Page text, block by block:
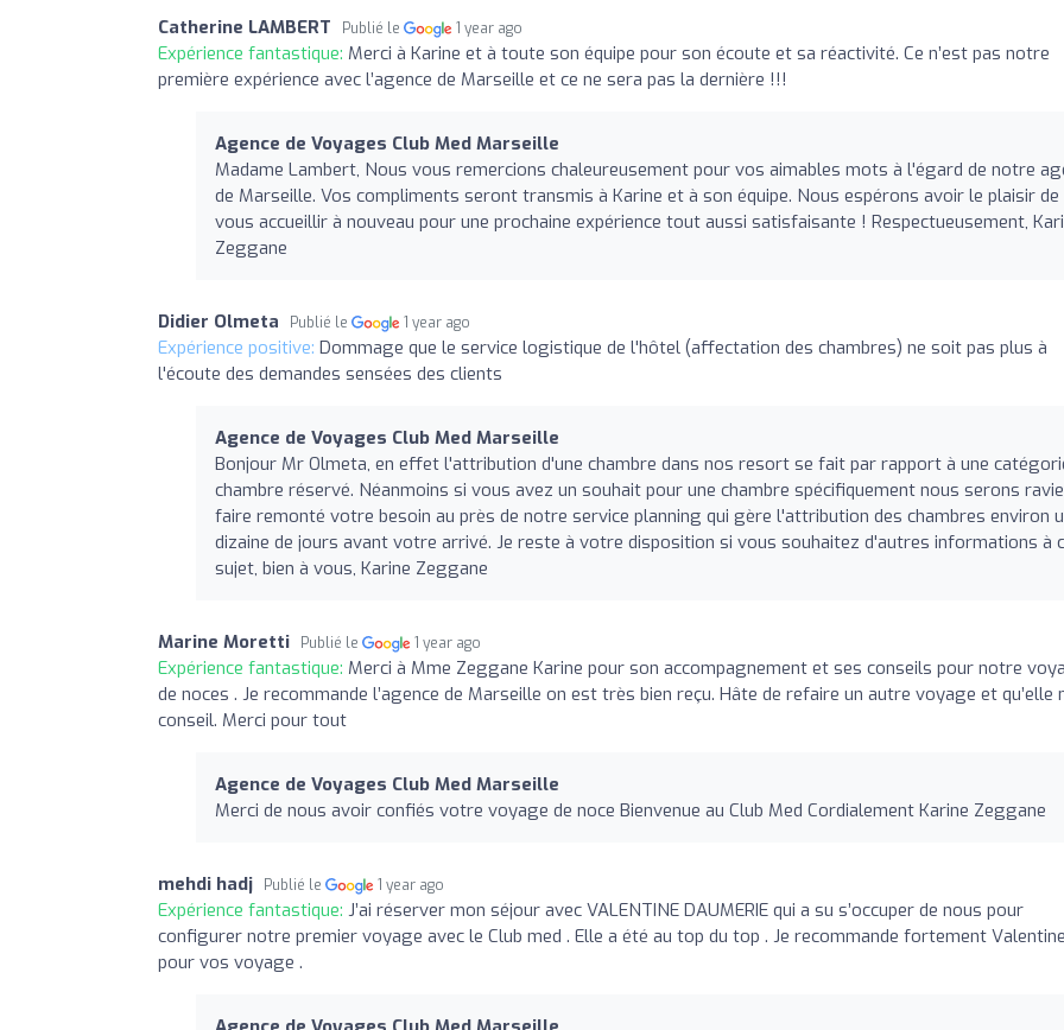
Catherine LAMBERT Publié le 1 year ago
Expérience fantastique: Merci à Karine et à toute son équipe pour son écoute et sa réactivité. Ce n’est pas notre
première expérience avec l’agence de Marseille et ce ne sera pas la dernière !!!
Agence de Voyages Club Med Marseille
Madame Lambert, Nous vous remercions chaleureusement pour vos aimables mots à l'égard de notre
de Marseille. Vos compliments seront transmis à Karine et à son équipe. Nous espérons avoir le plaisir de
vous accueillir à nouveau pour une prochaine expérience tout aussi satisfaisante ! Respectueusement,
Zeggane
Didier Olmeta Publié le 1 year ago
Expérience positive: Dommage que le service logistique de l'hôtel (affectation des chambres) ne soit pas plus à
l'écoute des demandes sensées des clients
Agence de Voyages Club Med Marseille
Bonjour Mr Olmeta, en effet l'attribution d'une chambre dans nos resort se fait par rapport à une
chambre réservé. Néanmoins si vous avez un souhait pour une chambre spécifiquement nous serons
faire remonté votre besoin au près de notre service planning qui gère l'attribution des chambres environ
dizaine de jours avant votre arrivé. Je reste à votre disposition si vous souhaitez d'autres informations à
sujet, bien à vous, Karine Zeggane
Marine Moretti Publié le 1 year ago
Expérience fantastique: Merci à Mme Zeggane Karine pour son accompagnement et ses conseils pour notre
de noces . Je recommande l’agence de Marseille on est très bien reçu. Hâte de refaire un autre voyage et qu’elle
conseil. Merci pour tout
Agence de Voyages Club Med Marseille
Merci de nous avoir confiés votre voyage de noce Bienvenue au Club Med Cordialement Karine Zeggane
mehdi hadj Publié le 1 year ago
Expérience fantastique: J’ai réserver mon séjour avec VALENTINE DAUMERIE qui a su s’occuper de nous pour
configurer notre premier voyage avec le Club med . Elle a été au top du top . Je recommande fortement Valentine
pour vos voyage .